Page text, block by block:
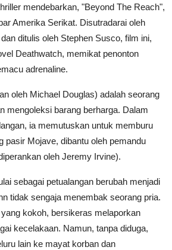
mendebarkan, "Beyond The Reach",
Amerika Serikat. Disutradarai oleh
ditulis oleh Stephen Susco, film ini,
Deathwatch, memikat penonton
adrenaline.
oleh Michael Douglas) adalah seorang
mengoleksi barang berharga. Dalam
ia memutuskan untuk memburu
pasir Mojave, dibantu oleh pemandu
oleh Jeremy Irvine).
sebagai petualangan berubah menjadi
tidak sengaja menembak seorang pria.
kokoh, bersikeras melaporkan
kecelakaan. Namun, tanpa diduga,
lain ke mayat korban dan